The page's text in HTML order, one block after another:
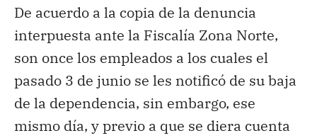
De acuerdo a la copia de la denuncia
interpuesta ante la Fiscalía Zona Norte,
son once los empleados a los cuales el
pasado 3 de junio se les notificó de su baja
de la dependencia, sin embargo, ese
mismo día, y previo a que se diera cuenta